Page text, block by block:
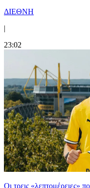
ΔΙΕΘΝΗ
|
23:02
Οι τρεις «λεπτομέρειες»